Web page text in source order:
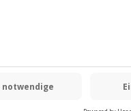
Date,
Erlebnis bleibt im
als Geschenk mit